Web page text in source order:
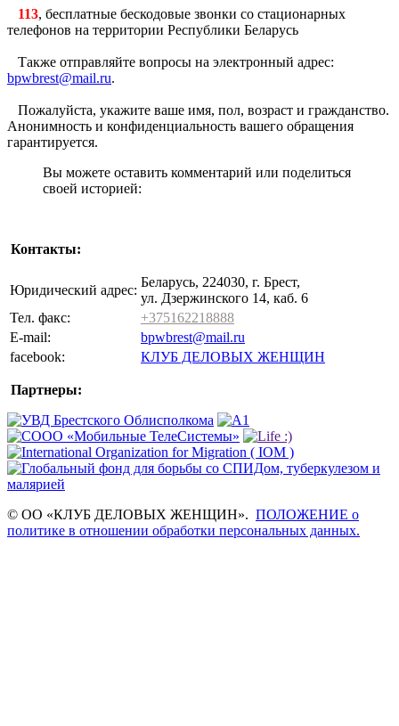
113, бесплатные бескодовые звонки со стационарных
телефонов на территории Республики Беларусь
Также отправляйте вопросы на электронный адрес:
bpwbrest@mail.ru.
Пожалуйста, укажите ваше имя, пол, возраст и гражданство.
Анонимность и конфиденциальность вашего обращения
гарантируется.
Вы можете оставить комментарий или поделиться
своей историей:
Контакты:
Юридический адрес:
Беларусь, 224030, г. Брест,
ул. Дзержинского 14, каб. 6
Тел. факс:
+375162218888
E-mail:
bpwbrest@mail.ru
facebook:
КЛУБ ДЕЛОВЫХ ЖЕНЩИН
Партнеры:
© ОО «КЛУБ ДЕЛОВЫХ ЖЕНЩИН». ПОЛОЖЕНИЕ о
политике в отношении обработки персональных данных.